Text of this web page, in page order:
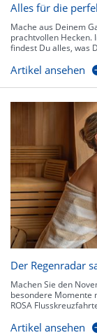
Alles für die
Mache aus Deinem
prachtvollen Hecken.
findest Du alles, was
Artikel ansehen
Der Regenradar
Machen Sie den
besondere Momente
ROSA
Artikel ansehen